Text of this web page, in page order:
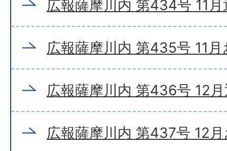
広報薩摩川内 第434号 11月
広報薩摩川内 第435号 11
広報薩摩川内 第436号 12
広報薩摩川内 第437号 12